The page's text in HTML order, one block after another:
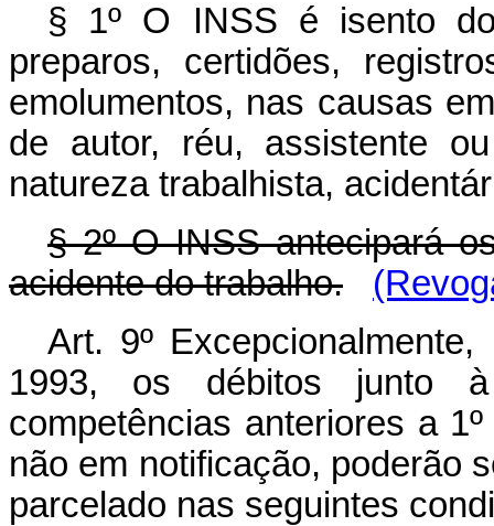
§ 1º O INSS é isento
preparos, certidões,
emolumentos, nas causas
de autor, réu, assistente
natureza trabalhista,
§ 2º O INSS antecipará
acidente do trabalho.
Art. 9º
1993, os débitos junto
competências anteriores a
não em notificação, poderão
parcelado nas seguintes